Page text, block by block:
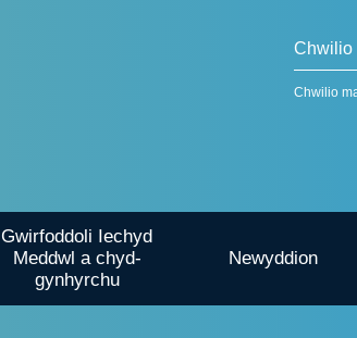
Chwilio
Gwirfoddoli Iechyd
Meddwl a chyd-
gynhyrchu
Newyddion